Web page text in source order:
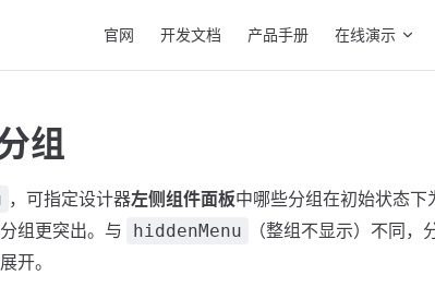
官网 开发文档 产品手册 在线演示
组
，可指定设计器左侧组件面板中哪些分组在初始状态下
组更突出。与 hiddenMenu
（整组不显示）不同，
开。